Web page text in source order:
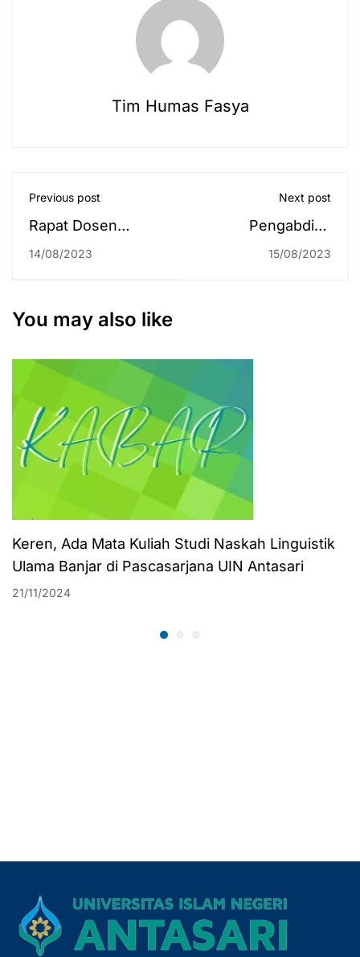
Tim Humas Fasya
Previous post
Rapat Dosen
Fakultas Syariah
Akademik
14/08/2023
Next post
Pengabdian
kepada Masyarakat
15/08/2023
You may also like
Keren, Ada Mata Kuliah Studi Naskah Linguistik
Ulama Banjar di Pascasarjana UIN Antasari
21/11/2024